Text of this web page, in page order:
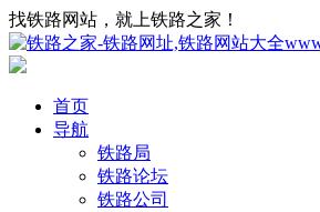
找铁路网站，就上铁路之家！
首页
导航
铁路局
铁路论坛
铁路公司